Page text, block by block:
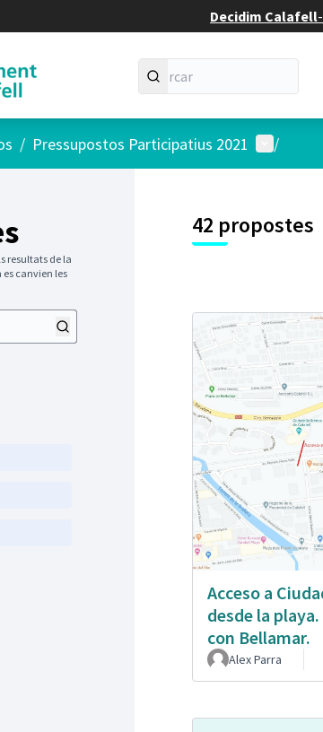
Decidim Calafell-
/ Pressupostos Participatius 2021 Menú
/
resultats de la
canvien les
42 propostes
Acceso a
desde la
con Bellamar.
Alex Parra